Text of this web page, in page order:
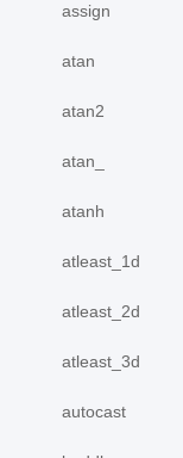
assign
atan
atan2
atan_
atanh
atleast_1d
atleast_2d
atleast_3d
autocast